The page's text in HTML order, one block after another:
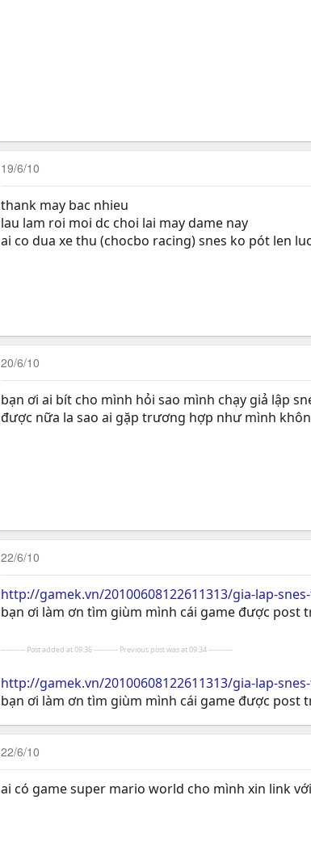
19/6/10
thank may bac nhieu
lau lam roi moi dc choi lai may dame nay
ai co dua xe thu (chocbo racing) snes ko pót len
20/6/10
bạn ơi ai bít cho mình hỏi sao mình chạy giả lập
được nữa la sao ai gặp trương hợp như mình
22/6/10
http://gamek.vn/20100608122611313/gia-lap-
bạn ơi làm ơn tìm giùm mình cái game được post
---------- Post added at 09:36 ---------- Previous post was at 09:34 ----------
http://gamek.vn/20100608122611313/gia-lap-
bạn ơi làm ơn tìm giùm mình cái game được post
22/6/10
ai có game super mario world cho mình xin link